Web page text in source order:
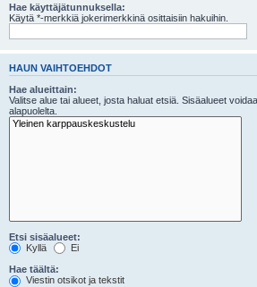
Hae käyttäjätunnuksella:
Käytä *-merkkiä jokerimerkkinä osittaisiin hakuihin.
HAUN VAIHTOEHDOT
Hae alueittain:
Valitse alue tai alueet, josta haluat etsiä. Sisäalueet
alapuolelta.
Etsi sisäalueet:
Kyllä
Ei
Hae täältä:
Viestin otsikot ja tekstit